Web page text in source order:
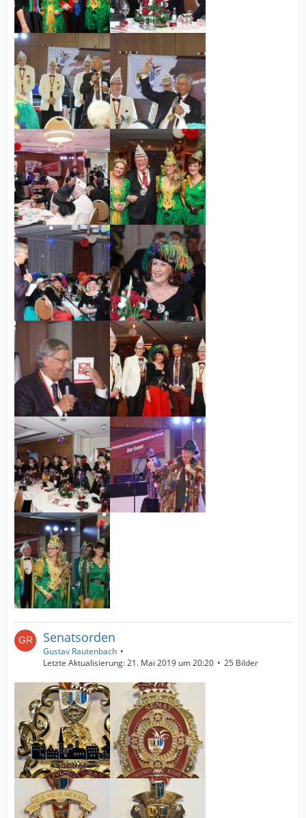
Senatsorden
Gustav Rautenbach
Letzte Aktualisierung:21. Mai 2019 um 20:20 25 Bilder